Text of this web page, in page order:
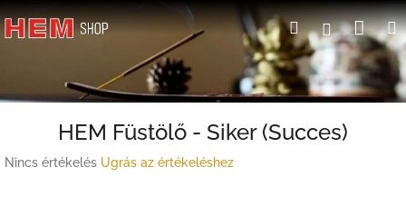
Ugrás
a
Keresés
HEM Füstölő - Siker (Succes)
A
Nincs értékelés Ugrás az értékeléshez